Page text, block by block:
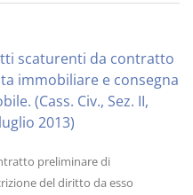
scaturenti da contratto
immobiliare e consegna
(Cass. Civ., Sez. II,
2013)
preliminare di
del diritto da esso